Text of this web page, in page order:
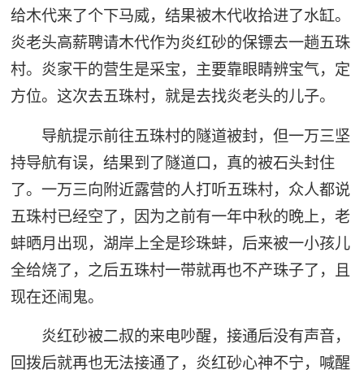
给木代来了个下马威，结果被木代收拾进了水缸。
炎老头高薪聘请木代作为炎红砂的保镖去一趟五珠
村。炎家干的营生是采宝，主要靠眼睛辨宝气，定
方位。这次去五珠村，就是去找炎老头的儿子。
导航提示前往五珠村的隧道被封，但一万三坚
持导航有误，结果到了隧道口，真的被石头封住
了。一万三向附近露营的人打听五珠村，众人都说
五珠村已经空了，因为之前有一年中秋的晚上，老
蚌晒月出现，湖岸上全是珍珠蚌，后来被一小孩儿
全给烧了，之后五珠村一带就再也不产珠子了，且
现在还闹鬼。
炎红砂被二叔的来电吵醒，接通后没有声音，
回拨后就再也无法接通了，炎红砂心神不宁，喊醒